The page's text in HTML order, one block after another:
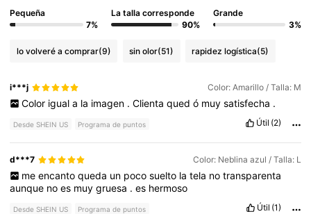
Pequeña
7%
La talla corresponde
90%
Grande
3%
lo volveré a comprar(9) sin olor(51) rapidez logística(5)
i***j Color: Amarillo / Talla: M
Color igual a la imagen . Clienta qued ó muy satisfecha .
Desde SHEIN US Programa de puntos Útil (2)
d***7 Color: Neblina azul / Talla: L
me encanto queda un poco suelto la tela no transparenta
aunque noes muygruesa .es hermoso
Desde SHEIN US Programa de puntos Útil (1)